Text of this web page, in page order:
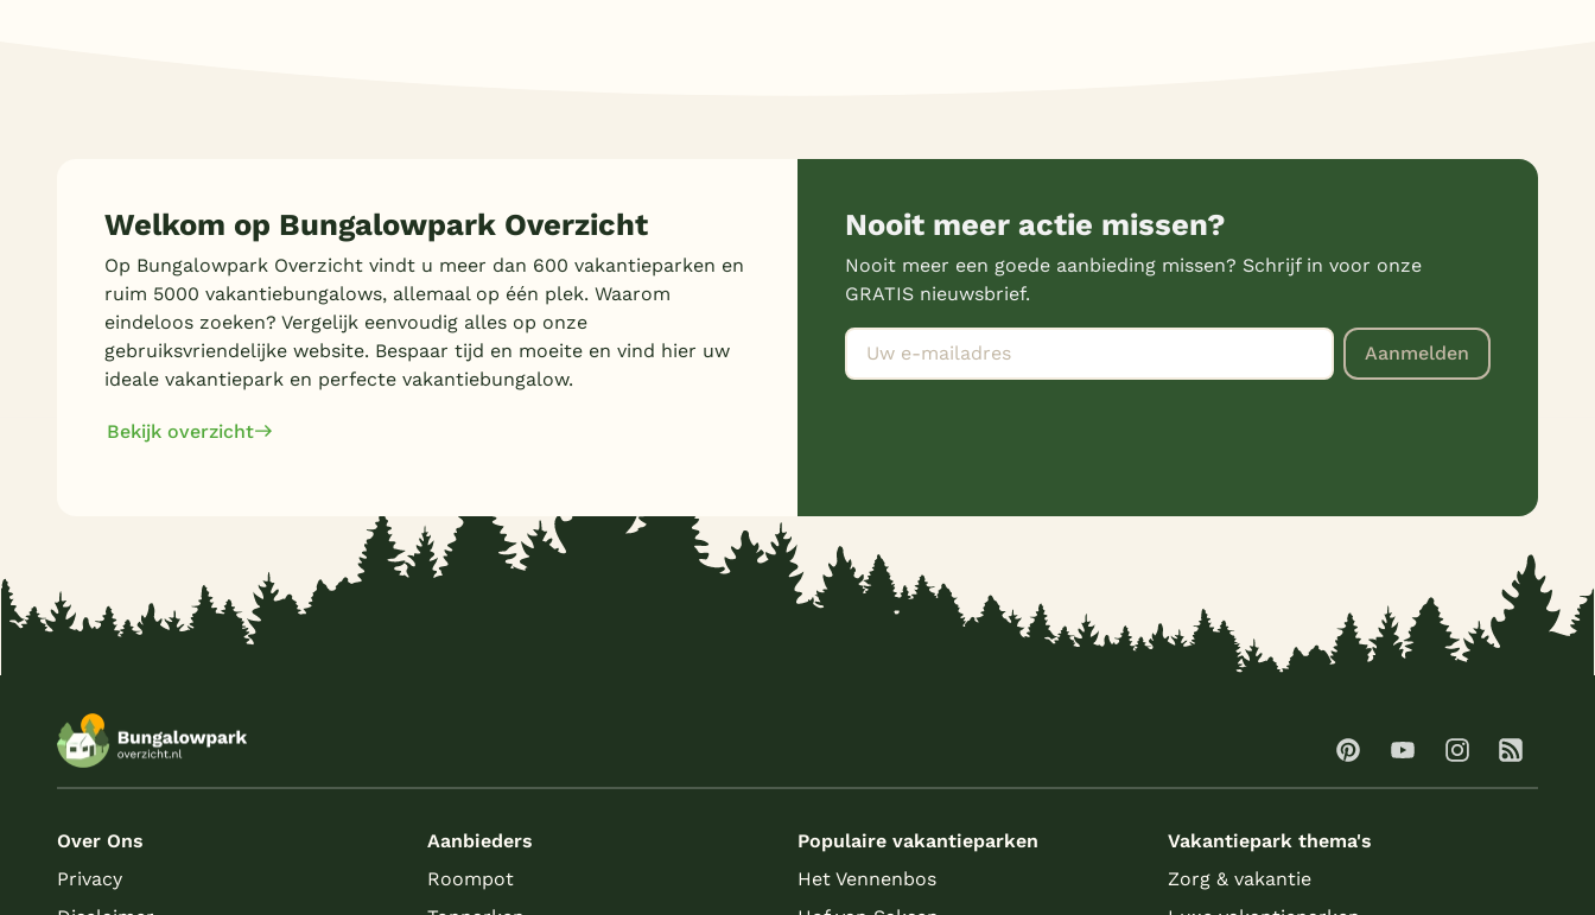
Welkom op Bungalowpark Overzicht
Op Bungalowpark Overzicht vindt u meer dan 600 vakantieparken en
ruim 5000 vakantiebungalows, allemaal op één plek. Waarom
eindeloos zoeken? Vergelijk eenvoudig alles op onze
gebruiksvriendelijke website. Bespaar tijd en moeite en vind hier uw
ideale vakantiepark en perfecte vakantiebungalow.
Bekijk overzicht
Nooit meer actie missen?
Nooit meer een goede aanbieding missen? Schrijf in voor onze
GRATIS nieuwsbrief.
Aanmelden
Over Ons
Privacy
Aanbieders
Roompot
Populaire vakantieparken
Het Vennenbos
Vakantiepark thema's
Zorg & vakantie